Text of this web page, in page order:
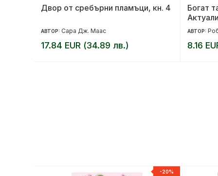
Двор от сребърни пламъци, кн. 4
АВТОР: Сара Дж. Маас
17.84 EUR (34.89 лв.)
Богат
свят и
АВТОР:
8.16
-20%